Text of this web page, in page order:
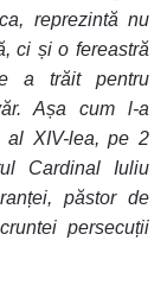
reprezintă nu
ci și o fereastră
a trăit pentru
Așa cum l-a
al XIV-lea, pe 2
Cardinal Iuliu
păstor de
persecuții